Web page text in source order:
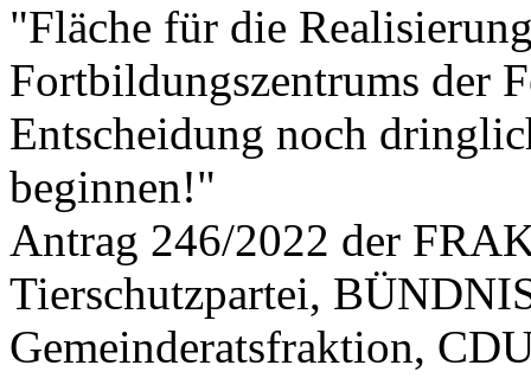
"Fläche für die
Fortbildungszentrums der
Entscheidung noch
beginnen!"
Antrag 246/2022 der
Tierschutzpartei,
Gemeinderatsfraktion,